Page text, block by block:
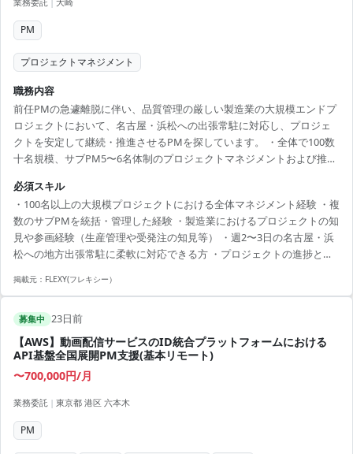
PM
プロジェクトマネジメント
職務内容
前任PMの急遽離脱に伴い、品質管理の厳しい製造業の大規模エンドプ
ロジェクトにおいて、名古屋・浜松への出張常駐に対応し、プロジェ
クトを安定して継続・推進させるPMを探しています。 ・全体で100数
十名規模、サブPM5〜6名体制のプロジェクトマネジメントおよび推
進捗報告・月次報告 ・前任PMからのプロジェクト引き継ぎ（8月中完
了目途） ・デリバリーの納期のフォロー等 ■募集背景 浜松の製造業の
エンド案件において、PMを務めていた前任者が家庭の事情により急遽
離脱することとなったためです。全体で100数十名規模のプロジェクト
推進に支障が出ないよう、8月中に引き継ぎ...
必須スキル
・100名以上の大規模プロジェクトにおける全体マネジメント経験 ・複
数のサブPMを統括・管理した経験 ・製造業におけるプロジェクトの知
見や参画経験（生産管理や受発注の知見等） ・週2〜3日の名古屋・浜
松への地方出張常駐に柔軟に対応できる方 ・プロジェクトの進捗とコ
ーマンスを客観的に管理した経験（EVM）
掲載元： FLEXY(フレキシー）
募集中 23日前
【AWS】動画配信サービスのID統合プラットフォームにおける
API基盤全国展開PM支援(基本リモート)
〜700,000円/月
業務委託 | 東京都 港区 六本木
PM